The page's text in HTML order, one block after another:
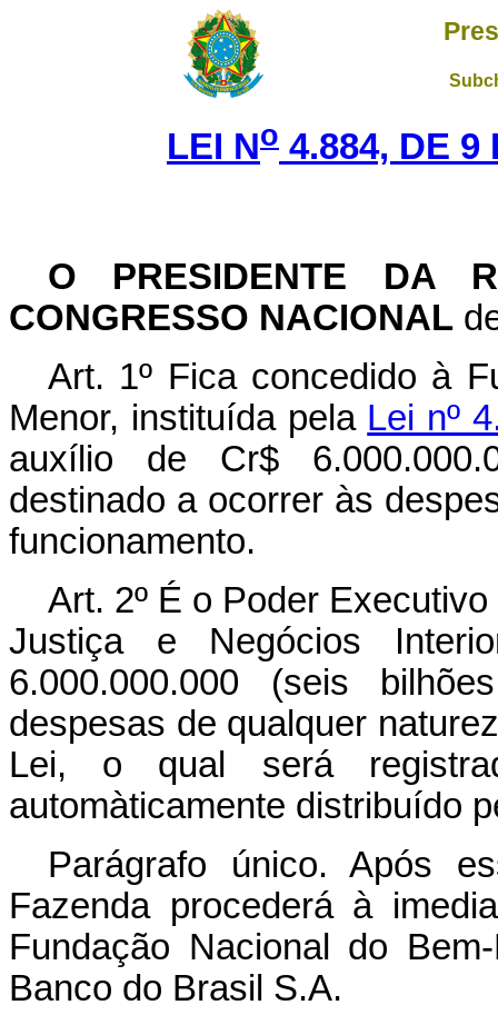
LEI No 4.884, DE 9
O PRESIDENTE DA
CONGRESSO NACIONAL
Art. 1º Fica concedido à
Menor, instituída pela Lei nº
auxílio de Cr$
destinado a ocorrer às
funcionamento.
Art. 2º É o Poder
Justiça e Negócios
6.000.000.000 (seis
despesas de qualquer
Lei, o qual será
automàticamente distribuído
Parágrafo único. Após
Fazenda procederá à
Fundação Nacional do
Banco do Brasil S.A.